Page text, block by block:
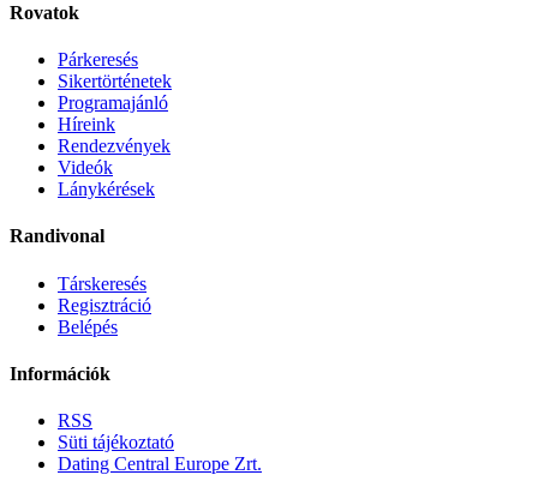
Rovatok
Párkeresés
Sikertörténetek
Programajánló
Híreink
Rendezvények
Videók
Lánykérések
Randivonal
Társkeresés
Regisztráció
Belépés
Információk
RSS
Süti tájékoztató
Dating Central Europe Zrt.